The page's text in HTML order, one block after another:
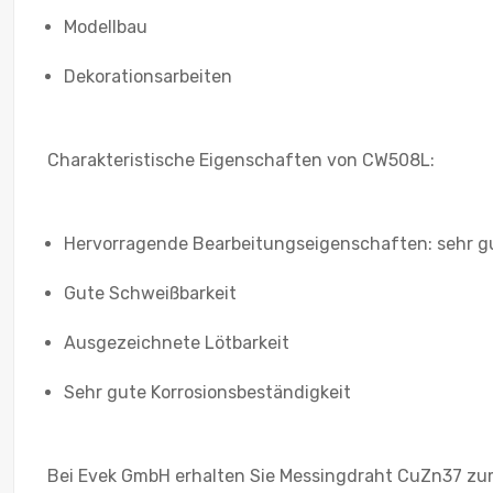
Modellbau
Dekorationsarbeiten
Charakteristische Eigenschaften von CW508L:
Hervorragende Bearbeitungseigenschaften: sehr
Gute Schweißbarkeit
Ausgezeichnete Lötbarkeit
Sehr gute Korrosionsbeständigkeit
Bei Evek GmbH erhalten Sie Messingdraht CuZn37